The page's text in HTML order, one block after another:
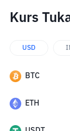
Kurs
USD
BTC
ETH